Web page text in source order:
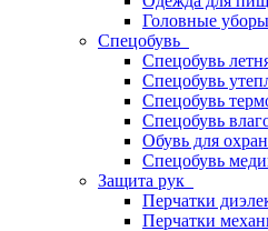
Головные уборы
Спецобувь
Спецобувь
Спецобувь
Спецобувь
Спецобувь
Обувь для
Спецобувь
Защита рук
Перчатки
Перчатки